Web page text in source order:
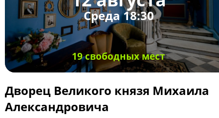
Среда 18:30
19 свободных мест
Дворец Великого князя Михаила
Александровича